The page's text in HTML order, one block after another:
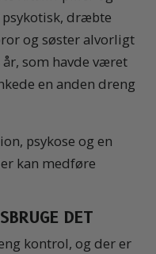
dræbte
og søster alvorligt
år, som havde været
en anden dreng
psykose og en
kan medføre
DET
kontrol, og der er